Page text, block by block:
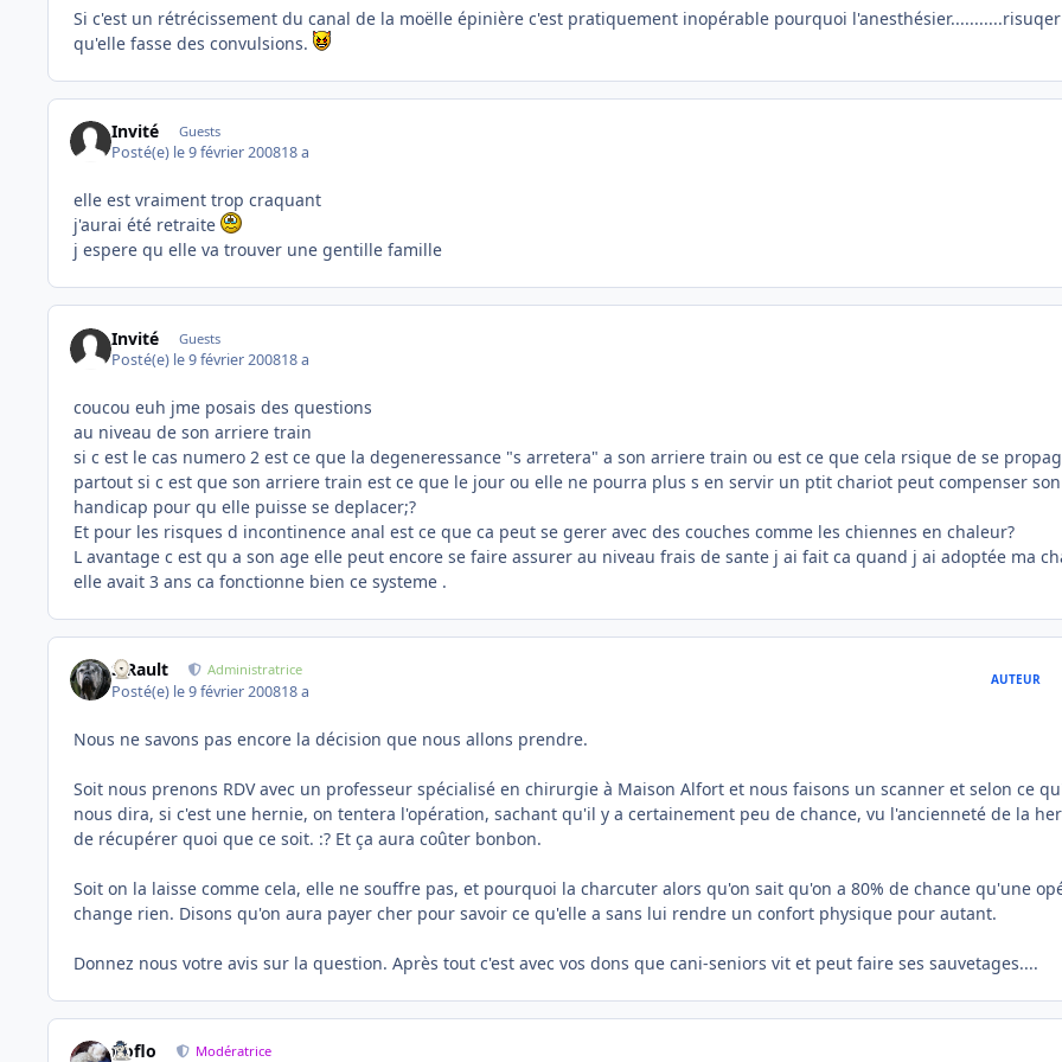
Si c'est un rétrécissement du canal de la moëlle épinière c'est pratiquement inopérable pourquoi l'anesthésier...........risuqer
qu'elle fasse des convulsions.
Invité Guests
Posté(e) le 9 février 200818 a
elle est vraiment trop craquant
j'aurai été retraite
j espere qu elle va trouver une gentille famille
Invité Guests
Posté(e) le 9 février 200818 a
coucou euh jme posais des questions
au niveau de son arriere train
si c est le cas numero 2 est ce que la degeneressance "s arretera" a son arriere train ou est ce que cela rsique de se
partout si c est que son arriere train est ce que le jour ou elle ne pourra plus s en servir un ptit chariot peut compenser son
handicap pour qu elle puisse se deplacer;?
Et pour les risques d incontinence anal est ce que ca peut se gerer avec des couches comme les chiennes en chaleur?
L avantage c est qu a son age elle peut encore se faire assurer au niveau frais de sante j ai fait ca quand j ai adoptée ma
elle avait 3 ans ca fonctionne bien ce systeme .
S.Rault Administratrice
Posté(e) le 9 février 200818 a
AUTEUR
Nous ne savons pas encore la décision que nous allons prendre.
Soit nous prenons RDV avec un professeur spécialisé en chirurgie à Maison Alfort et nous faisons un scanner et selon ce
nous dira, si c'est une hernie, on tentera l'opération, sachant qu'il y a certainement peu de chance, vu l'ancienneté de la
de récupérer quoi que ce soit. :? Et ça aura coûter bonbon.
Soit on la laisse comme cela, elle ne souffre pas, et pourquoi la charcuter alors qu'on sait qu'on a 80% de chance qu'une
change rien. Disons qu'on aura payer cher pour savoir ce qu'elle a sans lui rendre un confort physique pour autant.
Donnez nous votre avis sur la question. Après tout c'est avec vos dons que cani-seniors vit et peut faire ses sauvetages....
floflo Modératrice